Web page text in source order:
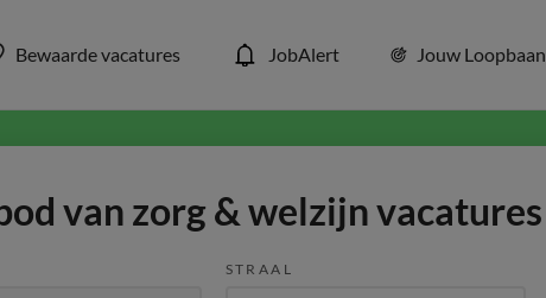
Bewaarde vacatures JobAlert Jouw Loopbaan
van zorg & welzijn vacatures
STRAAL